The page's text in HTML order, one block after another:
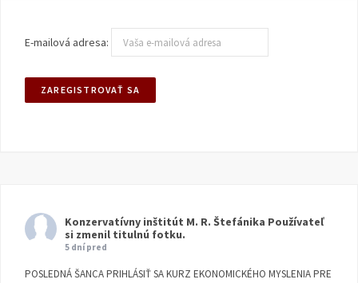
E-mailová adresa:
Konzervatívny inštitút M. R. Štefánika Používateľ
si zmenil titulnú fotku.
5 dní pred
POSLEDNÁ ŠANCA PRIHLÁSIŤ SA KURZ EKONOMICKÉHO MYSLENIA PRE